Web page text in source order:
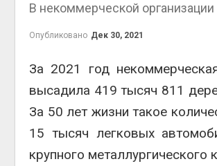
В некоммерческой организации
Опубликовано Дек 30, 2021
За 2021 год
высадила 419 тысяч 811
За 50 лет жизни такое
15 тысяч легковых
крупного